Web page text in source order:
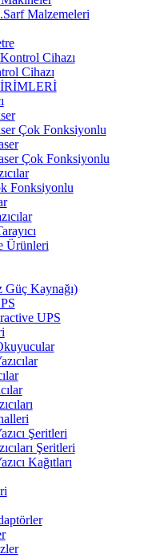
Malzemeleri
Cihazı
Cihazı
Çok Fonksiyonlu
Çok Fonksiyonlu
Fonksiyonlu
Ürünleri
Güç Kaynağı)
UPS
Şeritleri
Şeritleri
Kağıtları